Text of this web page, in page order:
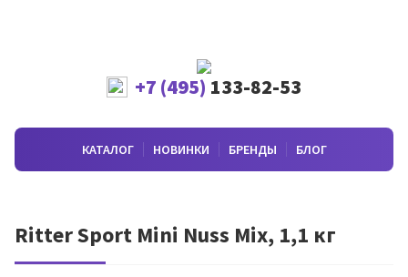
+7 (495) 133-82-53
КАТАЛОГ НОВИНКИ БРЕНДЫ БЛОГ
Ritter Sport Mini Nuss Mix, 1,1 кг